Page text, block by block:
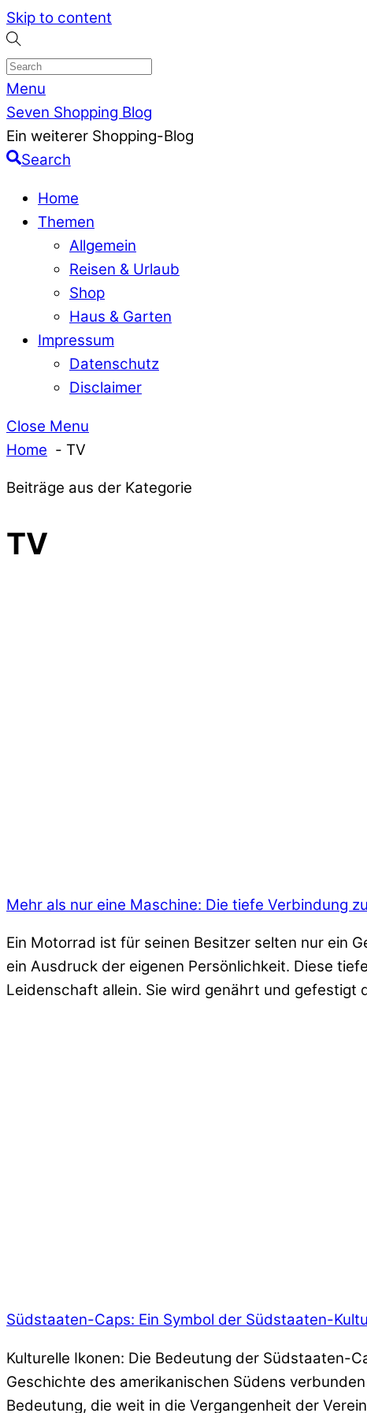
Skip to content
Menu
Seven Shopping Blog
Ein weiterer Shopping-Blog
Search
Home
Themen
Allgemein
Reisen & Urlaub
Shop
Haus & Garten
Impressum
Datenschutz
Disclaimer
Close Menu
Home
TV
Beiträge aus der Kategorie
TV
Mehr als nur eine Maschine: Die tiefe Verbindung
Ein Motorrad ist für seinen Besitzer selten nur ein
ein Ausdruck der eigenen Persönlichkeit. Diese
Leidenschaft allein. Sie wird genährt und gefestigt
Südstaaten-Caps: Ein Symbol der Südstaaten-
Kulturelle Ikonen: Die Bedeutung der Südstaaten-
Geschichte des amerikanischen Südens
Bedeutung, die weit in die Vergangenheit der